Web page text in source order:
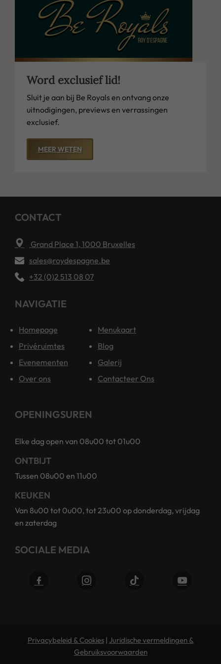
Word exclusief lid!
Sluit je aan bij Be Royals en ontvang onze
uitnodigingen, previews en verrassingen
exclusief.
MEER WETEN
CONTACT
Grand Place 1, 1000 Bruxelles
sales@roydespagne.be
+32 (0)2 513 08 07
NAVIGATIE
Homepage
Privéruimtes
Evenementen
Over ons
Menukaart
Blog
Galerij
Contacteer Ons
OPENINGSUREN
Elke dag open van 08u00 tot 01u00
ONTBIJT
Tussen 08u00 en 11u00
KEUKEN
Van 8u00 tot 0u00, tot 23u00 op donderdag, vrijdag
en zaterdag
SOCIALE MEDIA
Privacybeleid & Cookies| Juridische vermeldingen &
Gebruiksvoorwaarden